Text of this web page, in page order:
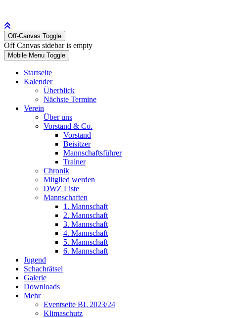
Off-Canvas Toggle
Off Canvas sidebar is empty
Mobile Menu Toggle
Startseite
Kalender
Überblick
Nächste Termine
Verein
Über uns
Vorstand & Co.
Vorstand
Beisitzer
Mannschaftsführer
Trainer
Chronik
Mitglied werden
DWZ Liste
Mannschaften
1. Mannschaft
2. Mannschaft
3. Mannschaft
4. Mannschaft
5. Mannschaft
6. Mannschaft
Jugend
Schachrätsel
Galerie
Downloads
Mehr
Eventseite BL 2023/24
Klimaschutz